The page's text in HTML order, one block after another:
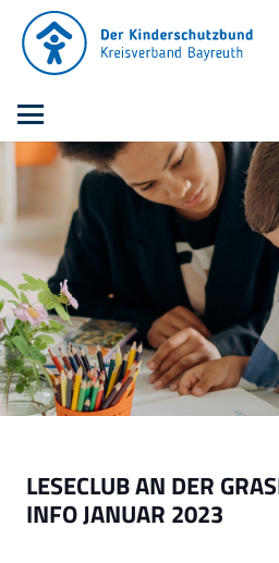
LESECLUB AN DER
INFO JANUAR 2023